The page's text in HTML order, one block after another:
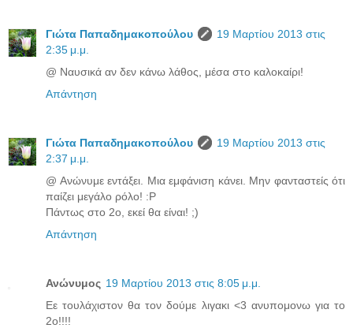
Γιώτα Παπαδημακοπούλου
19 Μαρτίου 2013 στις
2:35 μ.μ.
@ Ναυσικά αν δεν κάνω λάθος, μέσα στο καλοκαίρι!
Απάντηση
Γιώτα Παπαδημακοπούλου
19 Μαρτίου 2013 στις
2:37 μ.μ.
@ Ανώνυμε εντάξει. Μια εμφάνιση κάνει. Μην φανταστείς ότι
παίζει μεγάλο ρόλο! :P
Πάντως στο 2ο, εκεί θα είναι! ;)
Απάντηση
Ανώνυμος 19 Μαρτίου 2013 στις 8:05 μ.μ.
Εε τουλάχιστον θα τον δούμε λιγακι <3 ανυπομονω για το
2ο!!!!